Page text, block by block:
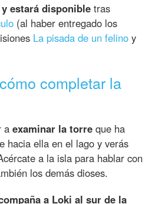
estará disponible tras
(al haber entregado los
La pisada de un felino y
completar la
aexaminar la torre que ha
hacia ella en el lago y verás
a la isla para hablar con
los demás dioses.
a Loki al sur de la